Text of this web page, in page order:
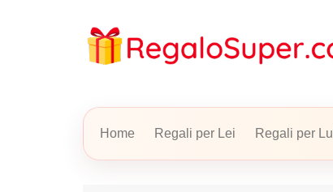
Home Regali per Lei Regali per